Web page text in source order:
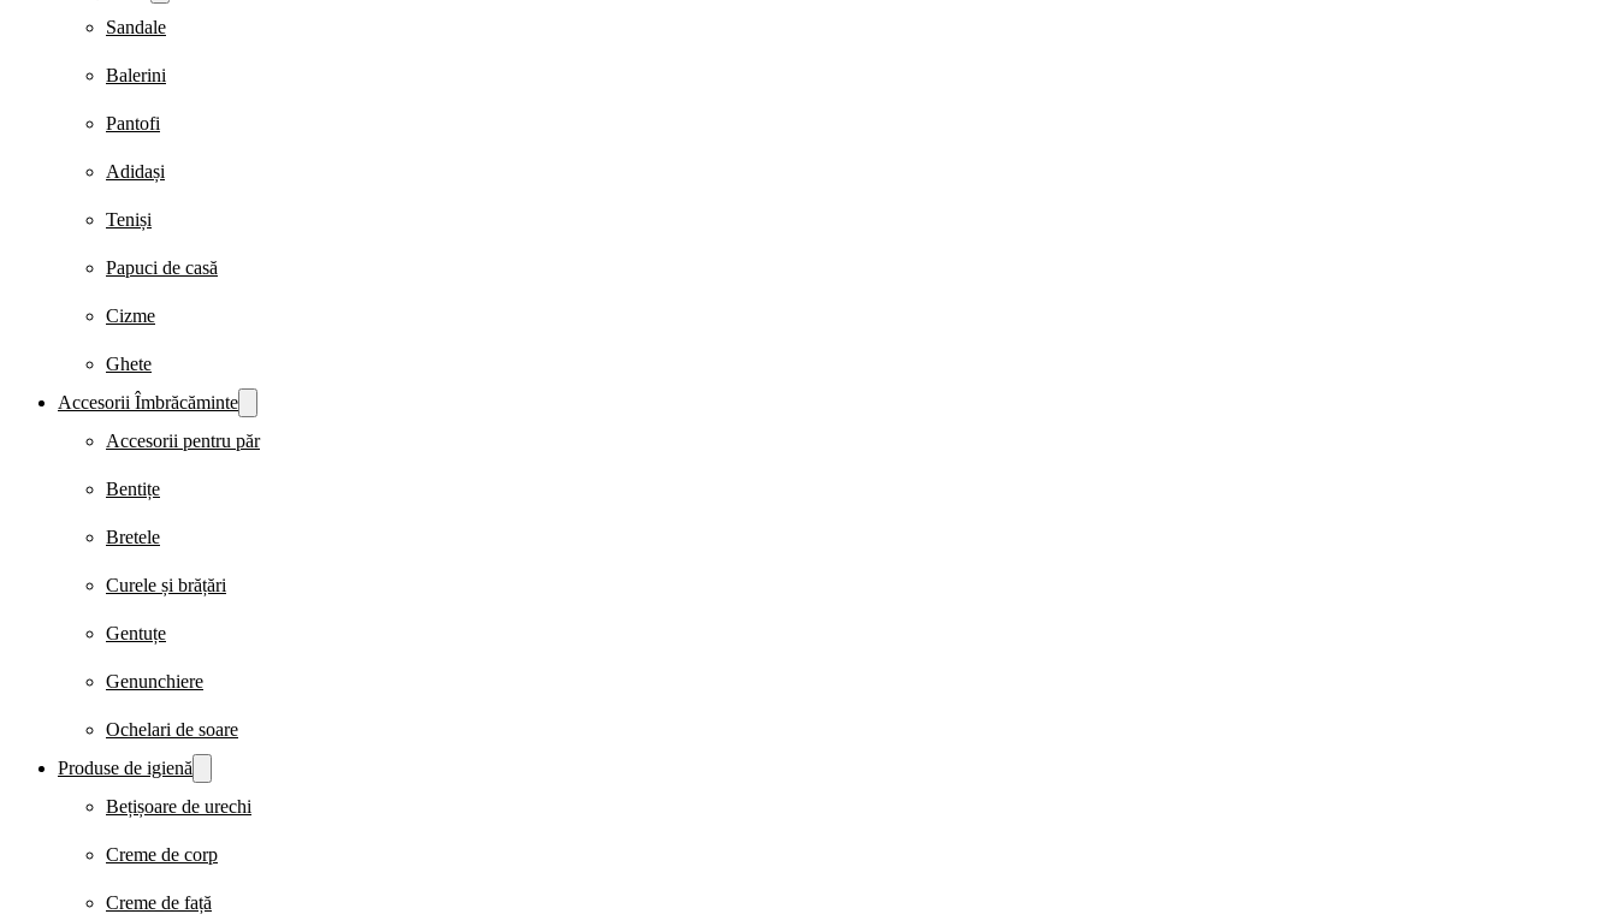
Sandale
Balerini
Pantofi
Adidași
Teniși
Papuci de casă
Cizme
Ghete
Accesorii Îmbrăcăminte
Accesorii pentru păr
Bentițe
Bretele
Curele și brățări
Gentuțe
Genunchiere
Ochelari de soare
Produse de igienă
Bețișoare de urechi
Creme de corp
Creme de față